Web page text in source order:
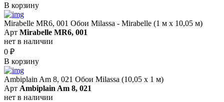
В корзину
Mirabelle MR6, 001 Обои Milassa - Mirabelle (1 м х 10,05 м)
Арт Mirabelle MR6, 001
нет в наличии
0 ₽
В корзину
Ambiplain Am 8, 021 Обои Milassa (10,05 х 1 м)
Арт Ambiplain Am 8, 021
нет в наличии